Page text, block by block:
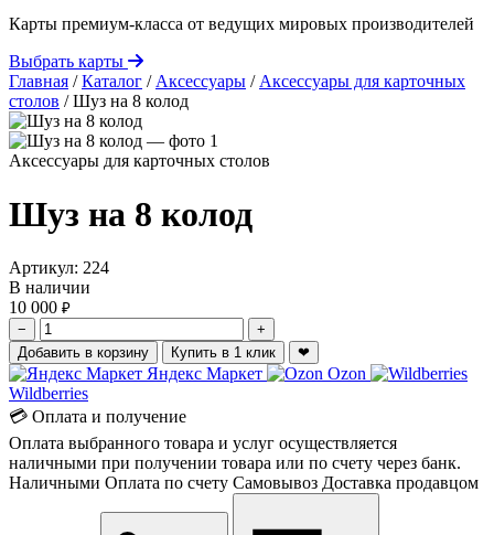
Карты премиум-класса от ведущих мировых производителей
Выбрать карты
Главная / Каталог / Аксессуары / Аксессуары для карточных
столов / Шуз на 8 колод
Аксессуары для карточных столов
Шуз на 8 колод
Артикул: 224
В наличии
10 000 ₽
−
+
Добавить в корзину
Купить в 1 клик ❤
Яндекс Маркет
Ozon
Wildberries
💳 Оплата и получение
Оплата выбранного товара и услуг осуществляется
наличными при получении товара или по счету через банк.
Наличными Оплата по счету Самовывоз Доставка продавцом